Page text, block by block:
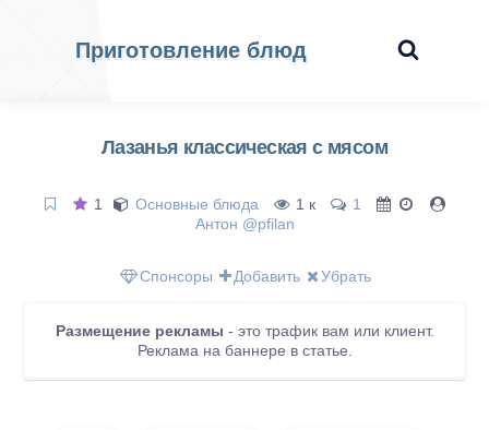
Приготовление блюд
Лазанья классическая с мясом
1 Основные блюда 1 к
1
Антон @pfilan
Спонсоры Добавить Убрать
Размещение рекламы - это трафик вам или клиент.
Реклама на баннере в статье.